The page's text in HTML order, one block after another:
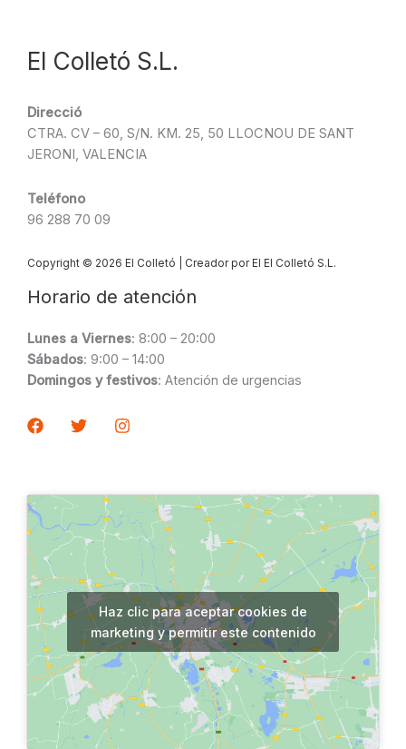
El Colletó S.L.
Direcció
CTRA. CV – 60, S/N. KM. 25, 50 LLOCNOU DE SANT
JERONI, VALENCIA
Teléfono
96 288 70 09
Copyright © 2026 El Colletó | Creador por El El Colletó S.L.
Horario de atención
Lunes a Viernes: 8:00 – 20:00
Sábados: 9:00 – 14:00
Domingos y festivos: Atención de urgencias
Haz clic para aceptar cookies de
marketing y permitir este contenido